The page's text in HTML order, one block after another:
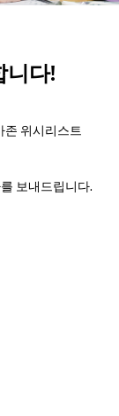
니다!
존 위시리스트
보내드립니다.